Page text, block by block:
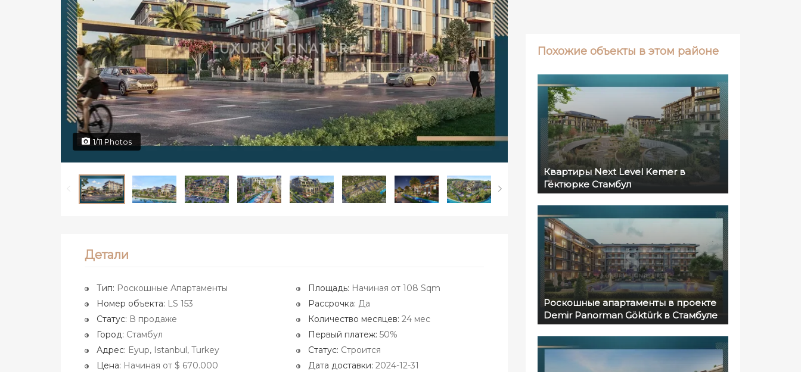
1/11 Photos
Детали
Тип: Роскошные Апартаменты
Номер объекта: LS 153
Статус: В продаже
Город: Стамбул
Адрес: Eyup, Istanbul, Turkey
Цена: Начиная от $ 670.000
Площадь: Начиная от 108 Sqm
Рассрочка: Да
Количество месяцев: 24 мес
Первый платеж: 50%
Статус: Строится
Дата доставки: 2024-12-31
Похожие объекты в этом районе
Квартиры Next Level Kemer в
Гёктюрке Стамбул
Роскошные апартаменты в проекте
Demir Panorman Göktürk в Стамбуле